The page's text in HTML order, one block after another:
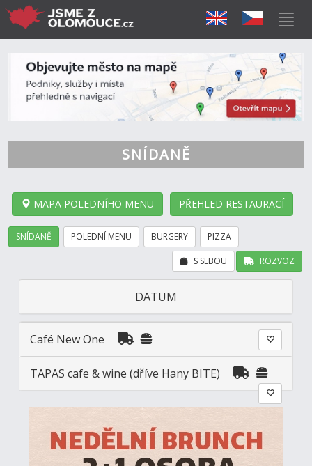
SNÍDANĚ
MAPA POLEDNÍHO MENU PŘEHLED RESTAURACÍ
SNÍDANĚ POLEDNÍ MENU BURGERY PIZZA
ROZVOZ
S SEBOU
DATUM
Café New One
TAPAS cafe & wine (dříve Hany BITE)